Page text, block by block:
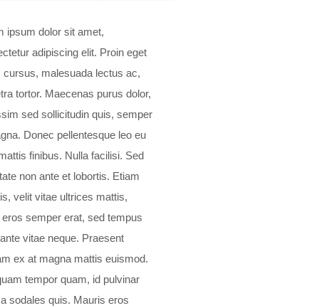
ipsum dolor sit amet,
adipiscing elit. Proin eget
cursus, malesuada lectus ac,
tortor. Maecenas purus dolor,
sed sollicitudin quis, semper
Donec pellentesque leo eu
finibus. Nulla facilisi. Sed
non ante et lobortis. Etiam
velit vitae ultrices mattis,
eros semper erat, sed tempus
vitae neque. Praesent
ex at magna mattis euismod.
tempor quam, id pulvinar
sodales quis. Mauris eros